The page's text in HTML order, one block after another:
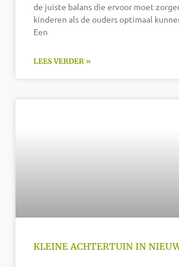
de juiste balans die ervoor moet
kinderen als de ouders optimaal
Een
LEES VERDER »
KLEINE ACHTERTUIN IN